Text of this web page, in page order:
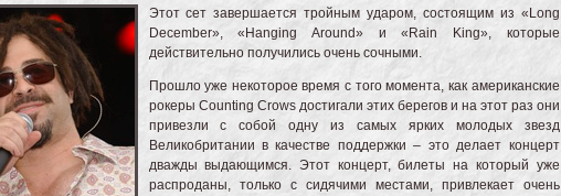
Этот сет завершается тройным ударом, состоящим из «Long
December», «Hanging Around» и «Rain King», которые
действительно получились очень сочными.
Прошло уже некоторое время с того момента, как американские
рокеры Counting Crows достигали этих берегов и на этот раз они
привезли с собой одну из самых ярких молодых звезд
Великобритании в качестве поддержки – это делает концерт
дважды выдающимся. Этот концерт, билеты на который уже
распроданы, только с сидячими местами, привлекает очень